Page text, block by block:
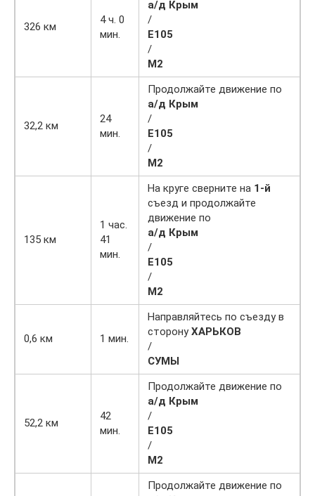
326 км
4 ч. 0
мин.
а/д Крым
/
E105
/
М2
32,2 км
24
мин.
Продолжайте движение по
а/д Крым
/
E105
/
М2
135 км
1 час.
41
мин.
На круге сверните на 1-й
съезд и продолжайте
движение по
а/д Крым
/
E105
/
М2
0,6 км 1 мин.
Направляйтесь по съезду в
сторонуХАРЬКОВ
/
СУМЫ
52,2 км
42
мин.
Продолжайте движение по
а/д Крым
/
E105
/
М2
Продолжайте движение по